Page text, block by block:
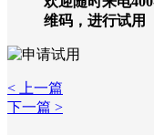
维码，进行试用
< 上一篇
下一篇 >